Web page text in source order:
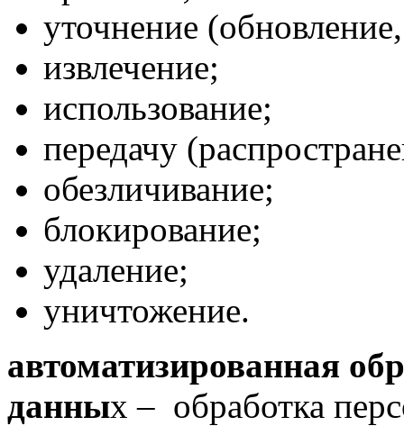
уточнение
извлечение;
использование;
передачу
обезличивание;
блокирование;
удаление;
уничтожение.
автоматизированная
данных – обработка